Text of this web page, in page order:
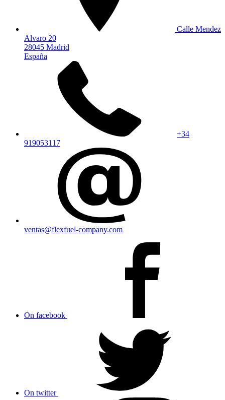
Calle Mendez
Alvaro 20
28045 Madrid
España
+34
919053117
ventas@flexfuel-company.com
On facebook
On twitter